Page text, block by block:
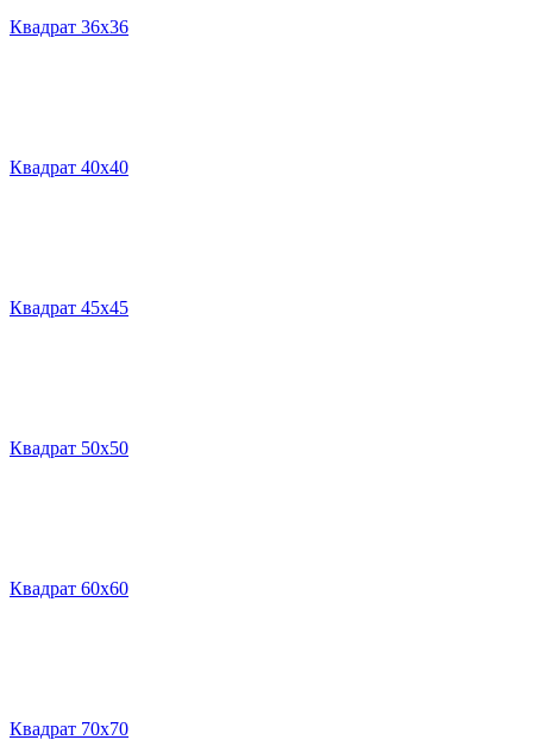
Квадрат 36х36
Квадрат 40х40
Квадрат 45х45
Квадрат 50х50
Квадрат 60х60
Квадрат 70х70